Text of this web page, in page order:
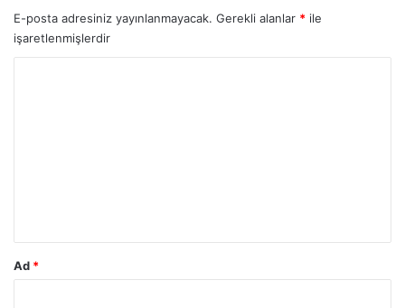
E-posta adresiniz yayınlanmayacak. Gerekli alanlar * ile
işaretlenmişlerdir
Ad *